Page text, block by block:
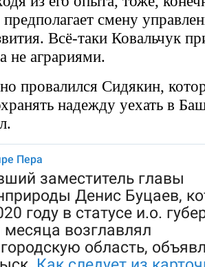
смену
Всё-таки Ковальчук
не аграриями.
провалился Сидякин,
надежду уехать в